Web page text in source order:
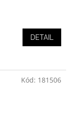
DETAIL
Kód: 181506